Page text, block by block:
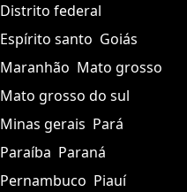
Distrito federal
Espírito santo Goiás
Maranhão Mato grosso
Mato grosso do sul
Minas gerais Pará
Paraíba Paraná
Pernambuco Piauí